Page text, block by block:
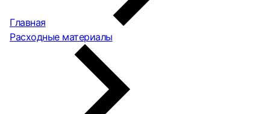
Главная
Расходные материалы